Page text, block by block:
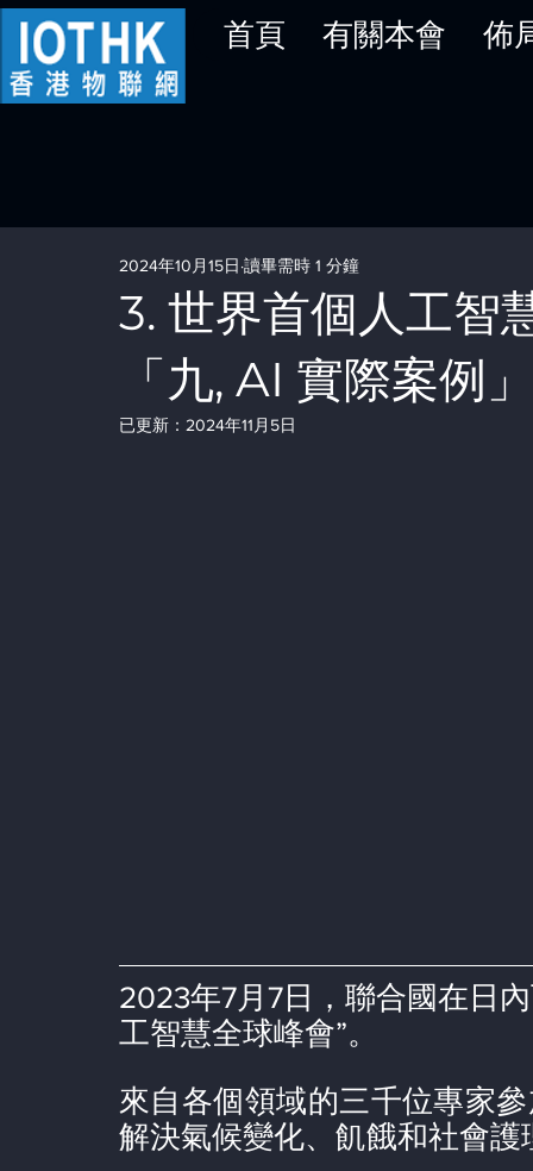
首頁 有關本會 佈
3. 世界首個人工智
「九, AI 實際案例」
2024年10月15日 讀畢需時 1 分鐘
已更新： 2024年11月5日
2023年7月7日，聯合國在日
工智慧全球峰會”。
來自各個領域的三千位專家
解決氣候變化、飢餓和社會護